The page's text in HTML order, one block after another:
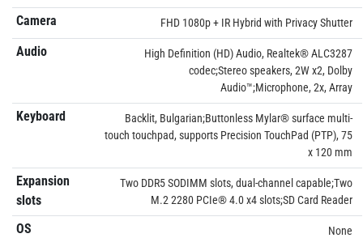
Camera FHD 1080p + IR Hybrid with Privacy Shutter
Audio
High Definition (HD) Audio, Realtek® ALC3287
codec;Stereo speakers, 2W x2, Dolby
Audio™;Microphone, 2x, Array
Keyboard
Backlit, Bulgarian;Buttonless Mylar® surface multi-
touch touchpad, supports Precision TouchPad (PTP), 75
x 120 mm
Expansion
slots
Two DDR5 SODIMM slots, dual-channel capable;Two
M.2 2280 PCIe® 4.0 x4 slots;SD Card Reader
OS None